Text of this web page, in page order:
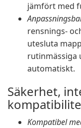
jämfört med
rensnings-
utesluta
rutinmässiga
automatiskt.
Säkerhet,
Kompatibel